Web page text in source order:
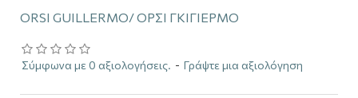
ORSI GUILLERMO/ ΟΡΣΙ ΓΚΙΓΙΕΡΜΟ
Σύμφωνα με 0 αξιολογήσεις. - Γράψτε μια αξιολόγηση